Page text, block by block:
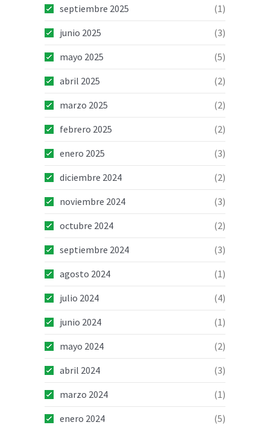
septiembre 2025
(1)
junio 2025
(3)
mayo 2025
(5)
abril 2025
(2)
marzo 2025
(2)
febrero 2025
(2)
enero 2025
(3)
diciembre 2024
(2)
noviembre 2024
(3)
octubre 2024
(2)
septiembre 2024
(3)
agosto 2024
(1)
julio 2024
(4)
junio 2024
(1)
mayo 2024
(2)
abril 2024
(3)
marzo 2024
(1)
enero 2024
(5)